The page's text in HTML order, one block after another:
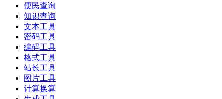
便民查询
知识查询
文本工具
密码工具
编码工具
格式工具
站长工具
图片工具
计算换算